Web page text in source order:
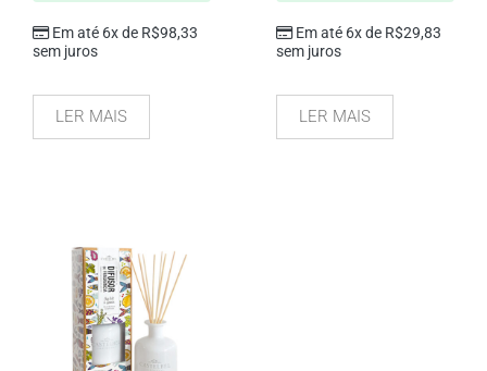
Em até 6x de R$98,33
sem juros
LER MAIS
Em até 6x de R$29,83
sem juros
LER MAIS